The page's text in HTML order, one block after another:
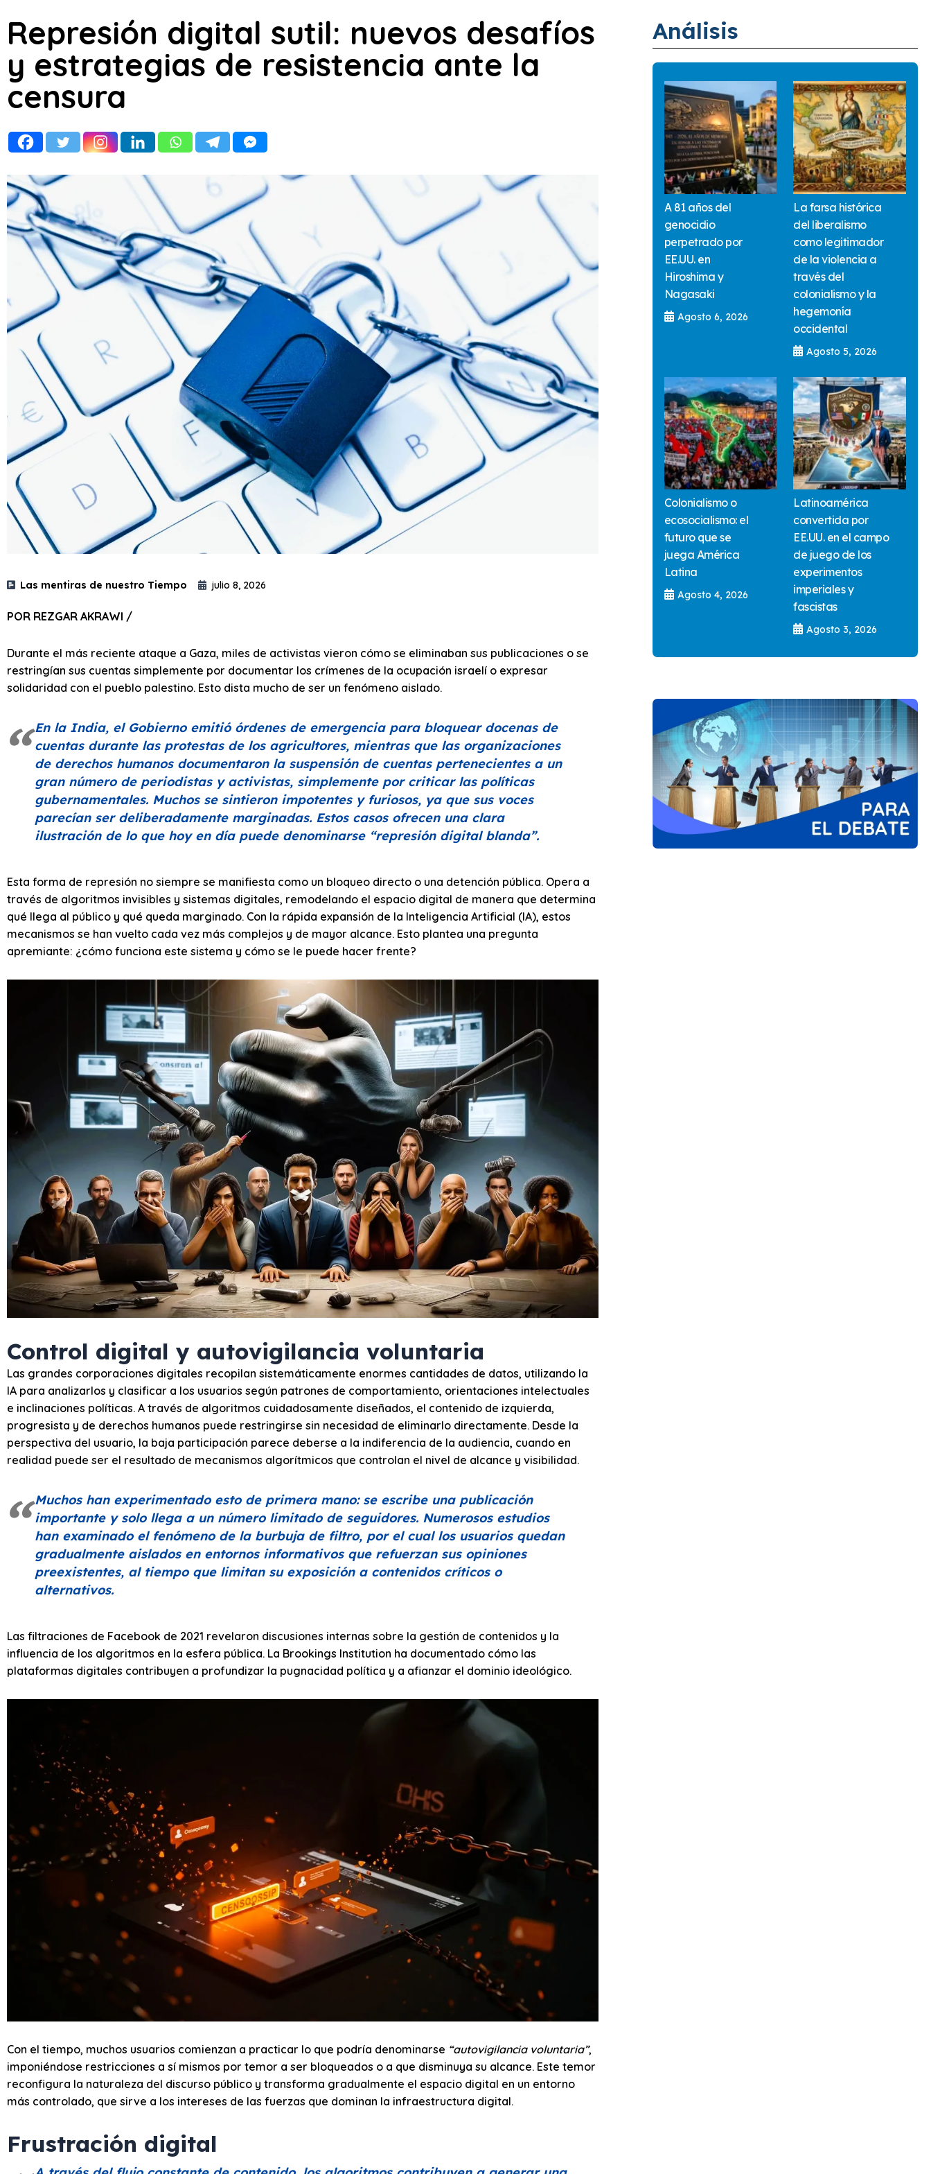
Represión digital sutil: nuevos desafíos
y estrategias de resistencia ante la
censura
Las mentiras de nuestro Tiempo julio 8, 2026
POR REZGAR AKRAWI /
Durante el más reciente ataque a Gaza, miles de activistas vieron cómo se eliminaban sus publicaciones o se
restringían sus cuentas simplemente por documentar los crímenes de la ocupación israelí o expresar
solidaridad con el pueblo palestino. Esto dista mucho de ser un fenómeno aislado.
En la India, el Gobierno emitió órdenes de emergencia para bloquear docenas de
cuentas durante las protestas de los agricultores, mientras que las organizaciones
de derechos humanos documentaron la suspensión de cuentas pertenecientes a un
gran número de periodistas y activistas, simplemente por criticar las políticas
gubernamentales. Muchos se sintieron impotentes y furiosos, ya que sus voces
parecían ser deliberadamente marginadas. Estos casos ofrecen una clara
ilustración de lo que hoy en día puede denominarse “represión digital blanda”.
Esta forma de represión no siempre se manifiesta como un bloqueo directo o una detención pública. Opera a
través de algoritmos invisibles y sistemas digitales, remodelando el espacio digital de manera que determina
qué llega al público y qué queda marginado. Con la rápida expansión de la Inteligencia Artificial (IA), estos
mecanismos se han vuelto cada vez más complejos y de mayor alcance. Esto plantea una pregunta
apremiante: ¿cómo funciona este sistema y cómo se le puede hacer frente?
Control digital y autovigilancia voluntaria
Las grandes corporaciones digitales recopilan sistemáticamente enormes cantidades de datos, utilizando la
IA para analizarlos y clasificar a los usuarios según patrones de comportamiento, orientaciones intelectuales
e inclinaciones políticas. A través de algoritmos cuidadosamente diseñados, el contenido de izquierda,
progresista y de derechos humanos puede restringirse sin necesidad de eliminarlo directamente. Desde la
perspectiva del usuario, la baja participación parece deberse a la indiferencia de la audiencia, cuando en
realidad puede ser el resultado de mecanismos algorítmicos que controlan el nivel de alcance y visibilidad.
Muchos han experimentado esto de primera mano: se escribe una publicación
importante y solo llega a un número limitado de seguidores. Numerosos estudios
han examinado el fenómeno de la burbuja de filtro, por el cual los usuarios quedan
gradualmente aislados en entornos informativos que refuerzan sus opiniones
preexistentes, al tiempo que limitan su exposición a contenidos críticos o
alternativos.
Las filtraciones de Facebook de 2021 revelaron discusiones internas sobre la gestión de contenidos y la
influencia de los algoritmos en la esfera pública. La Brookings Institution ha documentado cómo las
plataformas digitales contribuyen a profundizar la pugnacidad política y a afianzar el dominio ideológico.
Con el tiempo, muchos usuarios comienzan a practicar lo que podría denominarse “autovigilancia voluntaria”,
imponiéndose restricciones a sí mismos por temor a ser bloqueados o a que disminuya su alcance. Este temor
reconfigura la naturaleza del discurso público y transforma gradualmente el espacio digital en un entorno
más controlado, que sirve a los intereses de las fuerzas que dominan la infraestructura digital.
Frustración digital
Análisis
A 81 años del
genocidio
perpetrado por
EE.UU. en
Hiroshima y
Nagasaki
Agosto 6, 2026
La farsa histórica
del liberalismo
como legitimador
de la violencia a
través del
colonialismo y la
hegemonía
occidental
Agosto 5, 2026
Colonialismo o
ecosocialismo: el
futuro que se
juega América
Latina
Agosto 4, 2026
Latinoamérica
convertida por
EE.UU. en el campo
de juego de los
experimentos
imperiales y
fascistas
Agosto 3, 2026